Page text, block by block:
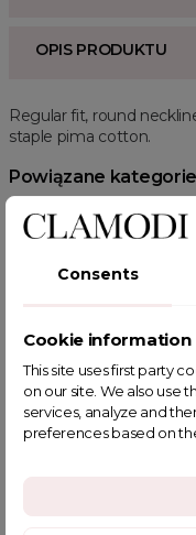
OPIS PRODUKTU
Regular fit, round
staple pima cotton.
Powiązane
POWIĄZANE TAGI
YOU
Consents
Cookie information
This site uses first party
on our site. We also use
services, analyze and
preferences based on